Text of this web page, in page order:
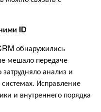
ID
обнаружились
мешало передаче
анализ и
Исправление
и внутреннего порядка